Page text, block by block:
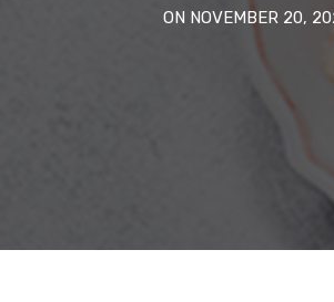
ON NOVEMBER 20,